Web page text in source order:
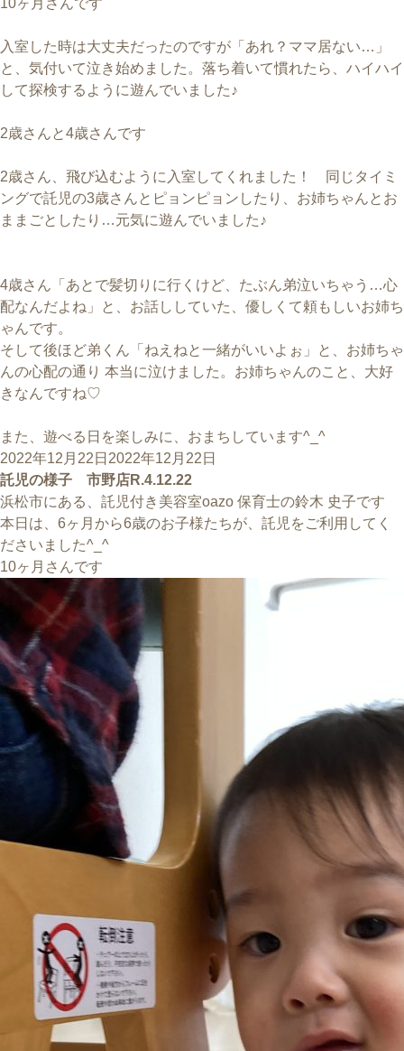
10ヶ月さんです
入室した時は大丈夫だったのですが「あれ？ママ居ない…」
と、気付いて泣き始めました。落ち着いて慣れたら、ハイハイ
して探検するように遊んでいました♪
2歳さんと4歳さんです
2歳さん、飛び込むように入室してくれました！ 同じタイミ
ングで託児の3歳さんとピョンピョンしたり、お姉ちゃんとお
ままごとしたり…元気に遊んでいました♪
4歳さん「あとで髪切りに行くけど、たぶん弟泣いちゃう…心
配なんだよね」と、お話ししていた、優しくて頼もしいお姉ち
ゃんです。
そして後ほど弟くん「ねえねと一緒がいいよぉ」と、お姉ちゃ
んの心配の通り 本当に泣けました。お姉ちゃんのこと、大好
きなんですね♡
また、遊べる日を楽しみに、おまちしています^_^
投
稿
日:
2022年12月22日 2022年12月22日
託児の様子 市野店R.4.12.22
浜松市にある、託児付き美容室oazo 保育士の鈴木 史子です
本日は、6ヶ月から6歳のお子様たちが、託児をご利用してく
ださいました^_^
10ヶ月さんです